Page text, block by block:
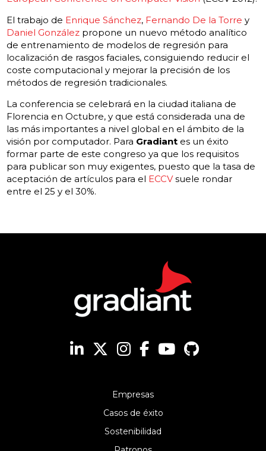
El trabajo de Enrique Sánchez, Fernando De la Torre y
Daniel González propone un nuevo método analítico
de entrenamiento de modelos de regresión para
localización de rasgos faciales, consiguiendo reducir el
coste computacional y mejorar la precisión de los
métodos de regresión tradicionales.
La conferencia se celebrará en la ciudad italiana de
Florencia en Octubre, y que está considerada una de
las más importantes a nivel global en el ámbito de la
visión por computador. Para Gradiant es un éxito
formar parte de este congreso ya que los requisitos
para publicar son muy exigentes, puesto que la tasa de
aceptación de artículos para el ECCVsuele rondar
entre el 25 y el 30%.
Empresas
Casos de éxito
Sostenibilidad